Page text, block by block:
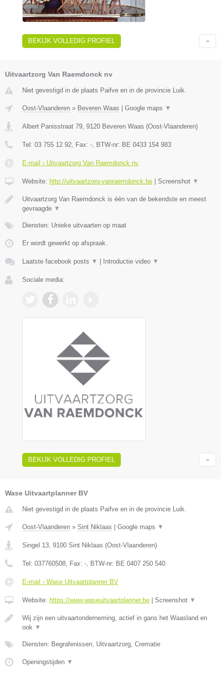
BEKIJK VOLLEDIG PROFIEL
Uitvaartzorg Van Raemdonck nv
Niet gevestigd in de plaats Paifve en in de provincie Luik.
Oost-Vlaanderen » Beveren Waas Google maps ▼
Albert Panisstraat 79 9120 Beveren Waas (Oost-Vlaanderen)
Tel: 03 755 12 92 , Fax: - , BTW-nr: BE 0433 154 983
E-mail › Uitvaartzorg Van Raemdonck nv
Website: http://uitvaartzorg-vanraemdonck.be Screenshot ▼
Uitvaartzorg Van Raemdonck is één van de bekendste en meest
gevraagde ▼
Diensten: Unieke uitvaarten op maat
Er wordt gewerkt op afspraak.
Laatste facebook posts ▼ Introductie video ▼
Sociale media:
BEKIJK VOLLEDIG PROFIEL
Wase Uitvaartplanner BV
Niet gevestigd in de plaats Paifve en in de provincie Luik.
Oost-Vlaanderen » Sint Niklaas Google maps ▼
Singel 13 9100 Sint Niklaas (Oost-Vlaanderen)
Tel: 037760508 , Fax: - , BTW-nr: BE 0407 250 540
E-mail › Wase Uitvaartplanner BV
Website: https://www.waseuitvaartplanner.be Screenshot ▼
Wij zijn een uitvaartonderneming, actief in gans het Waasland en
ook ▼
Diensten: Begrafenissen, Uitvaartzorg, Crematie
Openingstijden ▼